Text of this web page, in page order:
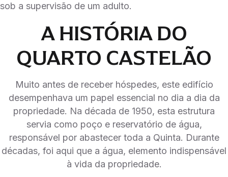
sob a supervisão de um adulto.
A HISTÓRIA DO
QUARTO CASTELÃO
Muito antes de receber hóspedes, este edifício
desempenhava um papel essencial no dia a dia da
propriedade. Na década de 1950, esta estrutura
servia como poço e reservatório de água,
responsável por abastecer toda a Quinta. Durante
décadas, foi aqui que a água, elemento indispensável
à vida da propriedade.